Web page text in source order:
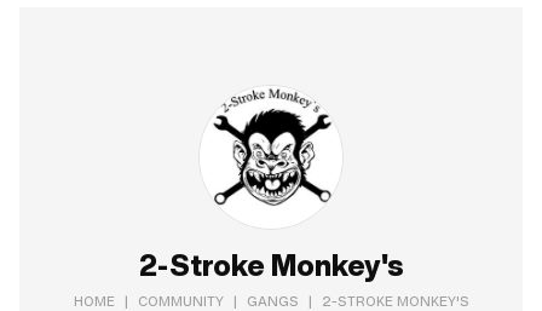
2-Stroke Monkey's
HOME | COMMUNITY | GANGS | 2-STROKE MONKEY'S